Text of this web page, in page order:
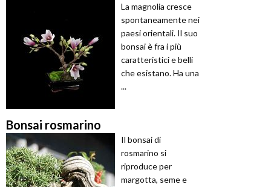
La magnolia cresce
spontaneamente nei
paesi orientali. Il suo
bonsai è fra i più
caratteristici e belli
che esistano. Ha una
...
Bonsai rosmarino
Il bonsai di
rosmarino si
riproduce per
margotta, seme e